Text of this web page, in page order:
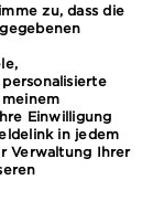
zu, dass die
Einwilligung
in jedem
Verwaltung Ihrer